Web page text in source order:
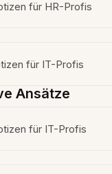
für HR-Profis
für IT-Profis
Ansätze
für IT-Profis